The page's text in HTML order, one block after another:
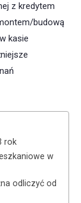
z kredytem
budową
kasie
rok
w
odliczyć od